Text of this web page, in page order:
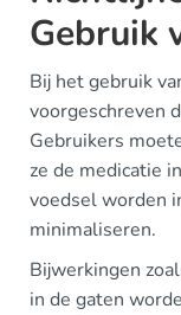
Gebruik
Bij het gebruik
voorgeschreven
Gebruikers
ze de medicatie
voedsel worden
minimaliseren.
Bijwerkingen
in de gaten